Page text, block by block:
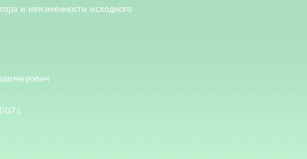
и неизменности исходного